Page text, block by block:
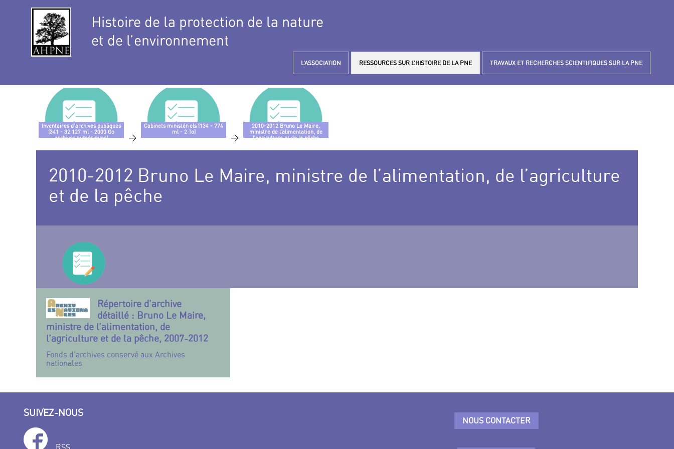
Histoire de la protection de la nature
et de l’environnement
L’ASSOCIATION RESSOURCES SUR L’HISTOIRE DE LA PNE TRAVAUX ET RECHERCHES SCIENTIFIQUES SUR LA PNE
Inventaires d’archives publiques
(341 - 32 127 ml - 2000 Go
archives numériques)
>
Cabinets ministériels (134 - 774
ml - 2 To)
>
2010-2012 Bruno Le Maire,
ministre de l’alimentation, de
l’agriculture et de la pêche
2010-2012 Bruno Le Maire, ministre de l’alimentation, de l’agriculture
et de la pêche
Répertoire d’archive
détaillé : Bruno Le Maire,
ministre de l’alimentation, de
l’agriculture et de la pêche, 2007-2012
Fonds d’archives conservé aux Archives
nationales
SUIVEZ-NOUS
NOUS CONTACTER